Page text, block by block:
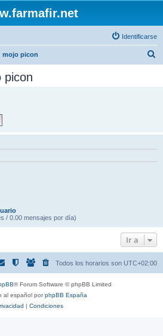
Identificarse
mojo picon
picon
/ 0.00 mensajes por día)
Ir a
Todos los horarios son UTC+02:00
® Forum Software © phpBB Limited
al español porphpBB España
| Condiciones